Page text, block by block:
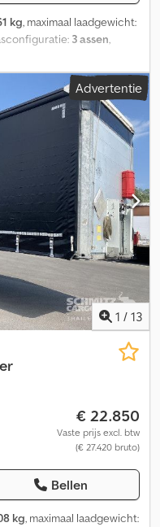
kg, maximaal laadgewicht:
3 assen
lengte:
2.700 mm,
, bandenmaten:385/65
2022, Uitrusting: ABS,
gewicht: 39000 kg, DIN
(L x B x H): 13.620 mm
65 R22.5,
3: , Luchtvering,
(EBS),
veerpont, Chassis is
2x 7-polige stekker,
Ajzrrqisi Dof
Advertentie
1 / 13
€ 22.850
Vaste prijs excl. btw
(€ 27.420 bruto)
Bellen
kg, maximaal laadgewicht: